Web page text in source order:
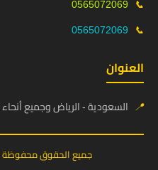
📞
0565072069
📞
0565072069
العنوان
📍 السعودية - الرياض وجميع
جميع الحقوق محفوظة